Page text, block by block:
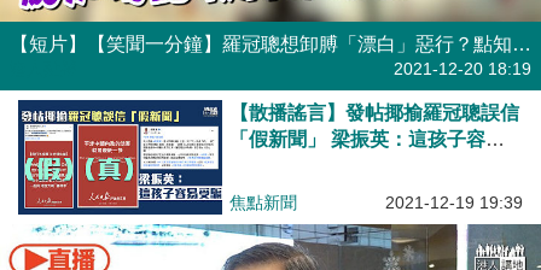
【短片】【笑聞一分鐘】羅冠聰想卸膊「漂白」惡行？點知用錯假新聞醜出國際？
2021-12-20 18:19
【散播謠言】發帖揶揄羅冠聰誤信
「假新聞」 梁振英：這孩子容易
焦點新聞 2021-12-19 19:39